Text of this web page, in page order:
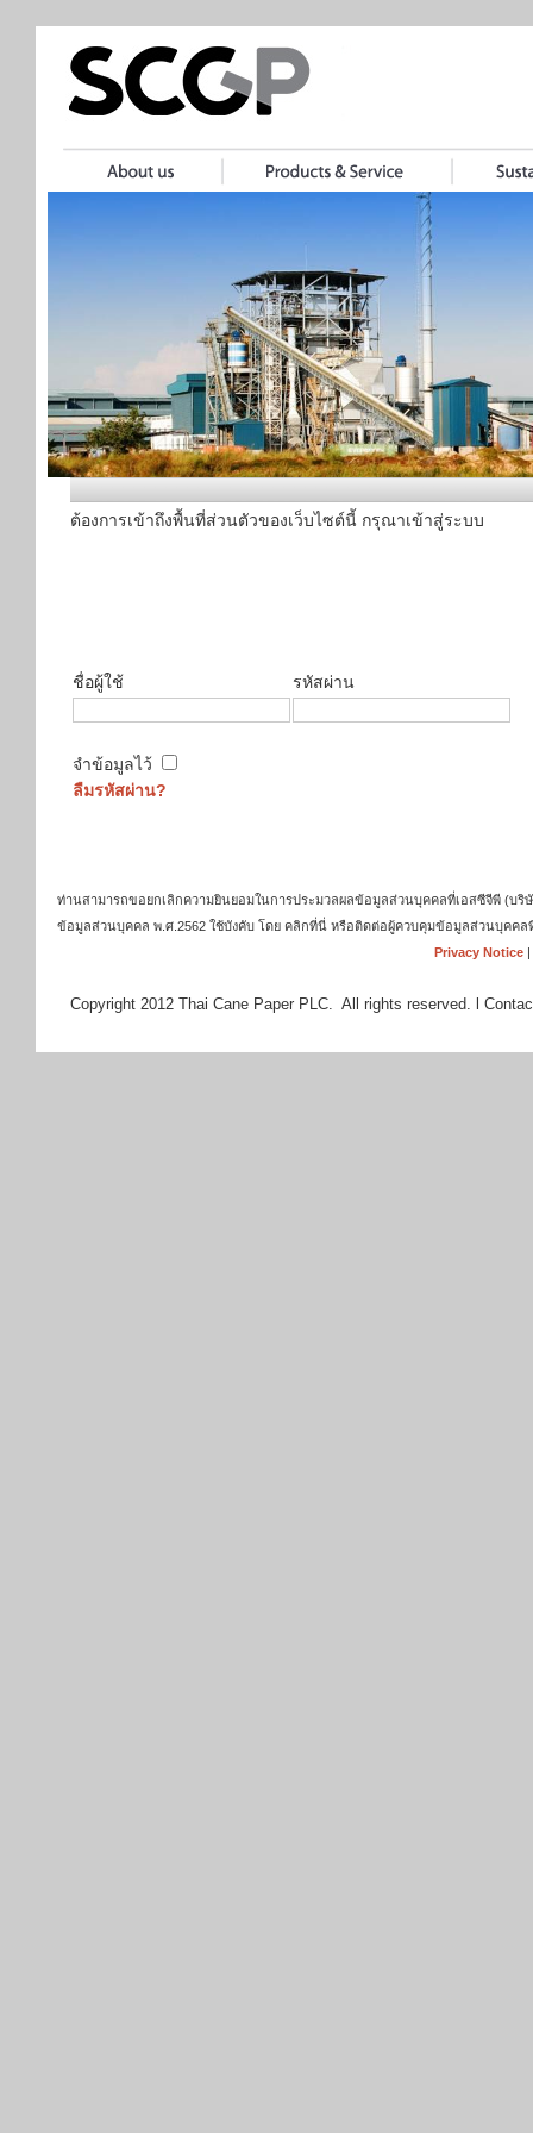
ต้องการเข้าถึงพื้นที่ส่วนตัวของเว็บไซต์นี้ กรุณาเข้าสู่ระบบ
ชื่อผู้ใช้ รหัสผ่าน
จำข้อมูลไว้
ลืมรหัสผ่าน?
ท่านสามารถขอยกเลิกความยินยอมในการประมวลผลข้อมูลส่วนบุคคลที่เอสซีจีพี (บ
ข้อมูลส่วนบุคคล พ.ศ.2562 ใช้บังคับ โดย คลิกที่นี่ หรือติดต่อผู้ควบคุมข้อมูลส่วนบุคคล
Privacy Notice|
Copyright 2012 Thai Cane Paper PLC. All rights reserved. l